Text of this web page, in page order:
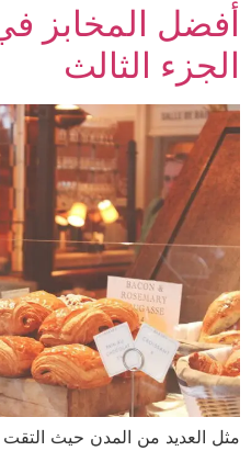
أفضل المخابز
الجزء الثالث
مثل العديد من المدن حيث التقت